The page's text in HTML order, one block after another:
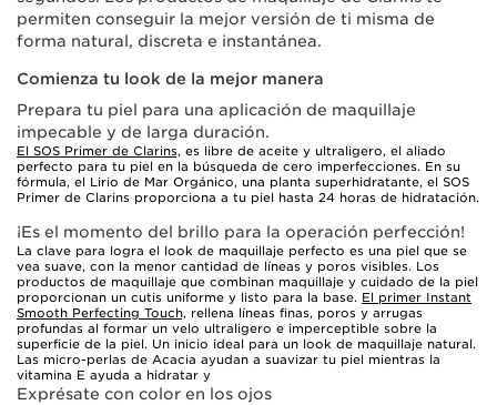
permiten conseguir la mejor versión de ti misma de
forma natural, discreta e instantánea.
Comienza tu look de la mejor manera
Prepara tu piel para una aplicación de maquillaje
impecable y de larga duración.
El SOS Primer de Clarins, es libre de aceite y ultraligero, el aliado
perfecto para tu piel en la búsqueda de cero imperfecciones. En su
fórmula, el Lirio de Mar Orgánico, una planta superhidratante, el SOS
Primer de Clarins proporciona a tu piel hasta 24 horas de hidratación.
¡Es el momento del brillo para la operación perfección!
La clave para logra el look de maquillaje perfecto es una piel que se
vea suave, con la menor cantidad de líneas y poros visibles. Los
productos de maquillaje que combinan maquillaje y cuidado de la piel
proporcionan un cutis uniforme y listo para la base. El primer Instant
Smooth Perfecting Touch, rellena líneas finas, poros y arrugas
profundas al formar un velo ultraligero e imperceptible sobre la
superficie de la piel. Un inicio ideal para un look de maquillaje natural.
Las micro-perlas de Acacia ayudan a suavizar tu piel mientras la
vitamina E ayuda a hidratar y
Exprésate con color en los ojos